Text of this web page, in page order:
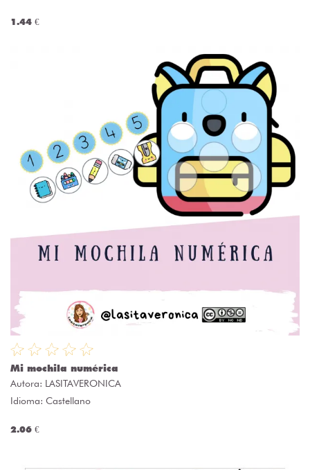
1.44 €
Mi mochila numérica
Autora: LASITAVERONICA
Idioma: Castellano
2.06 €